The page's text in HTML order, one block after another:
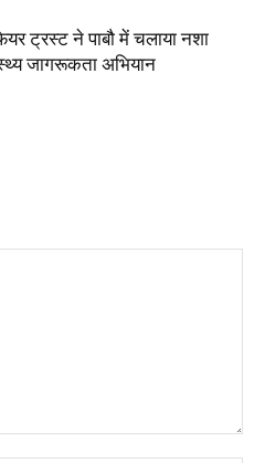
ट्रस्ट ने पाबौ में चलाया नशा
जागरूकता अभियान